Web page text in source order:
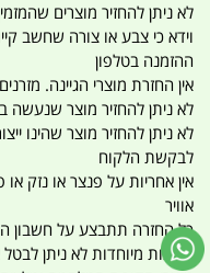
לא ניתן להחזיר מוצרים
וידא כי צבע או צורה שחשב
ההזמנה בטלפון
אין החזרת מוצרי הגיינה.
לא ניתן להחזיר מוצר שנעשה
לא ניתן להחזיר מוצר שהינו
לבקשת הלקוח
אין אחריות על פנצר או נזק או
אוויר
כל החזרה תתבצע על חשבון
הזמנות מיוחדות לא ניתן לבטל